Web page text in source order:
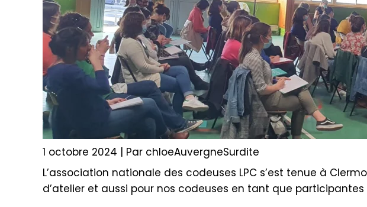
1 octobre 2024 | Par chloeAuvergneSurdite
L’association nationale des codeuses LPC s’est tenue à
d’atelier et aussi pour nos codeuses en tant que